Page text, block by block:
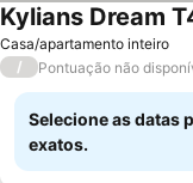
Casa/apartamento inteiro
/ Pontuação não
Selecione as datas
exatos.